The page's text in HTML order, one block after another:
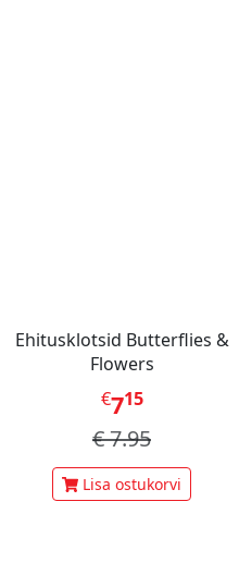
Ehitusklotsid Butterflies &
Flowers
€715
€7.95
Lisa ostukorvi